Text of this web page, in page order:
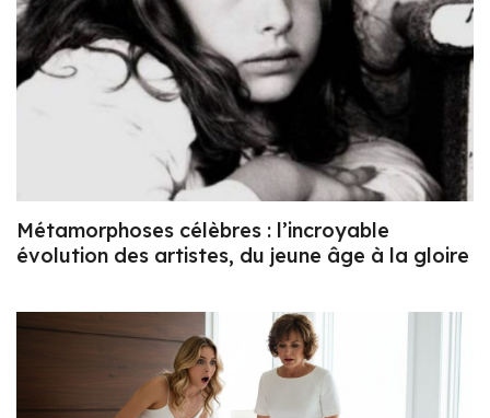
Métamorphoses célèbres : l’incroyable
évolution des artistes, du jeune âge à la gloire